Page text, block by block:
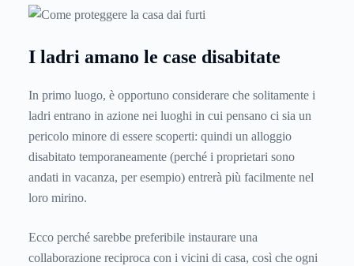
I ladri amano le case disabitate
In primo luogo, è opportuno considerare che solitamente i
ladri entrano in azione nei luoghi in cui pensano ci sia un
pericolo minore di essere scoperti: quindi un alloggio
disabitato temporaneamente (perché i proprietari sono
andati in vacanza, per esempio) entrerà più facilmente nel
loro mirino.
Ecco perché sarebbe preferibile instaurare una
collaborazione reciproca con i vicini di casa, così che ogni